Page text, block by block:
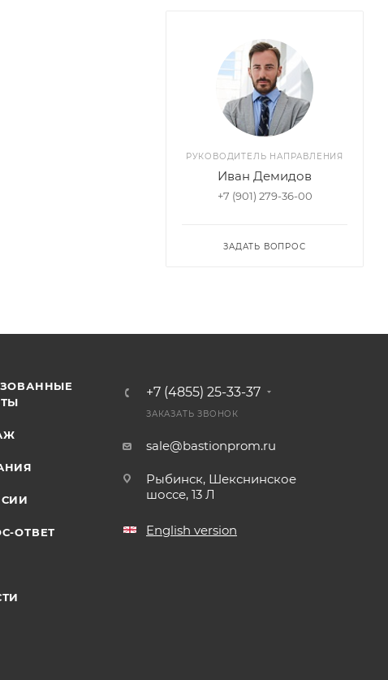
РУКОВОДИТЕЛЬ НАПРАВЛЕНИЯ
Иван Демидов
+7 (901) 279-36-00
ЗАДАТЬ ВОПРОС
ОТВЕТ
+7 (4855) 25-33-37
ЗАКАЗАТЬ ЗВОНОК
sale@bastionprom.ru
Рыбинск, Шекснинское
шоссе, 13 Л
English version